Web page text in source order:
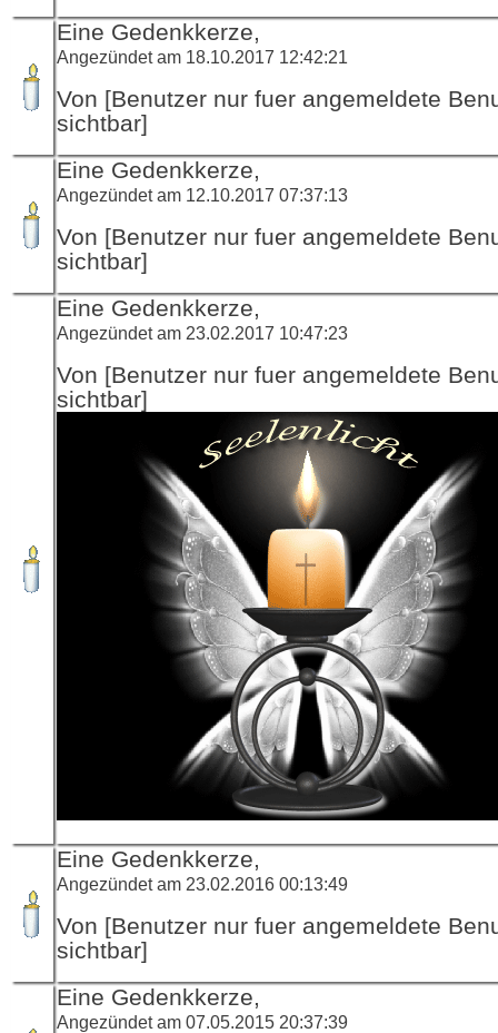
Eine Gedenkkerze,
Angezündet am 18.10.2017 12:42:21
Von [Benutzer nur fuer angemeldete
sichtbar]
Eine Gedenkkerze,
Angezündet am 12.10.2017 07:37:13
Von [Benutzer nur fuer angemeldete
sichtbar]
Eine Gedenkkerze,
Angezündet am 23.02.2017 10:47:23
Von [Benutzer nur fuer angemeldete
sichtbar]
Eine Gedenkkerze,
Angezündet am 23.02.2016 00:13:49
Von [Benutzer nur fuer angemeldete
sichtbar]
Eine Gedenkkerze,
Angezündet am 07.05.2015 20:37:39